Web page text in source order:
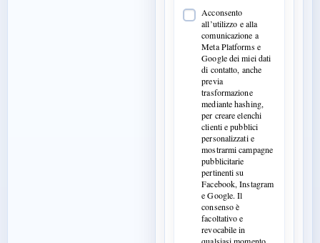
Acconsento
all’utilizzo e alla
comunicazione a
Meta Platforms e
Google dei miei dati
di contatto, anche
previa
trasformazione
mediante hashing,
per creare elenchi
clienti e pubblici
personalizzati e
mostrarmi campagne
pubblicitarie
pertinenti su
Facebook, Instagram
e Google. Il
consenso è
facoltativo e
revocabile in